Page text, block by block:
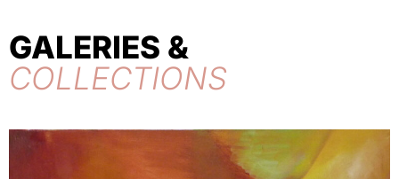
GALERIES &
COLLECTIONS